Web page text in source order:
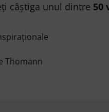
câștiga unul dintre 50
Thomann